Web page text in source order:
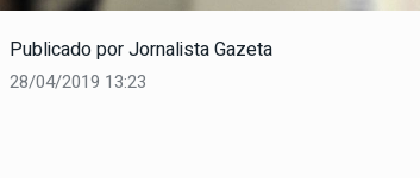
Publicado porJornalista Gazeta
28/04/2019 13:23